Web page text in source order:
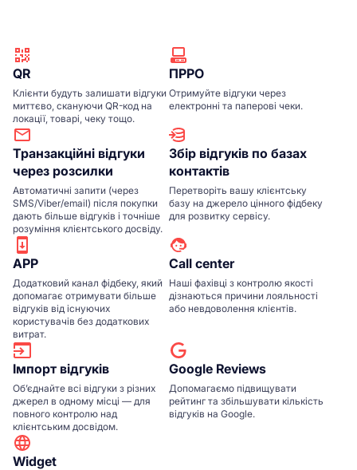
QR
Клієнти будуть залишати відгуки
миттєво, скануючи QR-код на
локації, товарі, чеку тощо.
ПРРО
Отримуйте відгуки через
електронні та паперові чеки.
Транзакційні відгуки
через розсилки
Автоматичні запити (через
SMS/Viber/email) після покупки
дають більше відгуків і точніше
розуміння клієнтського досвіду.
Збір відгуків по базах
контактів
Перетворіть вашу клієнтську
базу на джерело цінного фідбеку
для розвитку сервісу.
APP
Додатковий канал фідбеку, який
допомагає отримувати більше
відгуків від існуючих
користувачів без додаткових
витрат.
Сall center
Наші фахівці з контролю якості
дізнаються причини лояльності
або невдоволення клієнтів.
Імпорт відгуків
Об’єднайте всі відгуки з різних
джерел в одному місці — для
повного контролю над
клієнтським досвідом.
Google Reviews
Допомагаємо підвищувати
рейтинг та збільшувати кількість
відгуків на Google.
Widget